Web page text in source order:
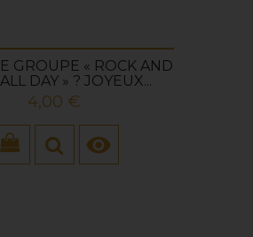
GROUPE « ROCK AND
DAY » ? JOYEUX...
Prix
4,00 €
